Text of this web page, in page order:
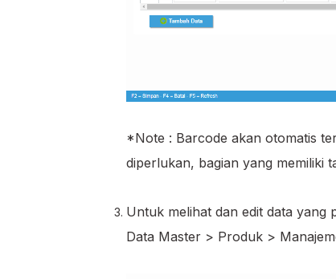
*Note : Barcode akan otomatis
diperlukan, bagian yang memiliki
Untuk melihat dan edit data yang
Data Master > Produk >